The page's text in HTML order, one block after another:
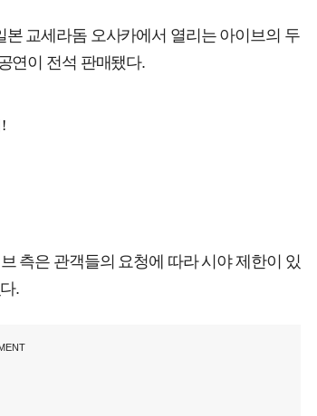
교세라돔 오사카에서 열리는 아이브의 두
연이 전석 판매됐다.
측은 관객들의 요청에 따라 시야 제한이 있
.